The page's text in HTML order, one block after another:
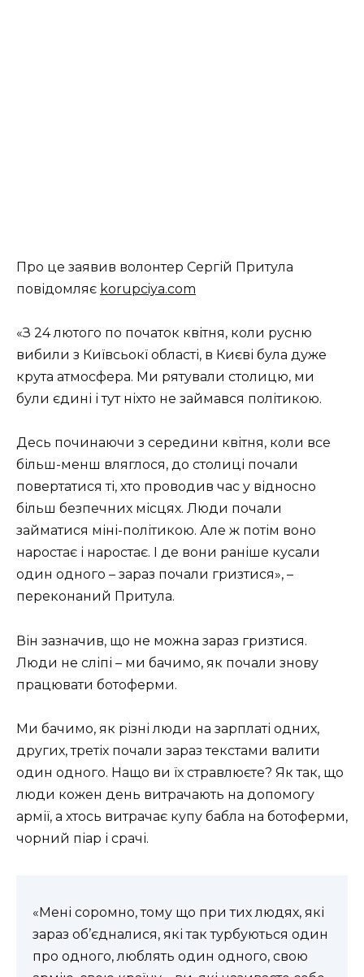
Про це заявив волонтер Сергій Притула
повідомляє korupciya.com
«З 24 лютого по початок квітня, коли русню
вибили з Київсьокї області, в Києві була дуже
крута атмосфера. Ми рятували столицю, ми
були єдині і тут ніхто не займався політикою.
Десь починаючи з середини квітня, коли все
більш-менш вляглося, до столиці почали
повертатися ті, хто проводив час у відносно
більш безпечних місцях. Люди почали
займатися міні-політикою. Але ж потім воно
наростає і наростає. І де вони раніше кусали
один одного – зараз почали гризтися», –
переконаний Притула.
Він зазначив, що не можна зараз гризтися.
Люди не сліпі – ми бачимо, як почали знову
працювати ботоферми.
Ми бачимо, як різні люди на зарплаті одних,
других, третіх почали зараз текстами валити
один одного. Нащо ви їх стравлюєте? Як так, що
люди кожен день витрачають на допомогу
армії, а хтось витрачає купу бабла на ботоферми,
чорний піар і срачі.
«Мені соромно, тому що при тих людях, які
зараз об’єдналися, які так турбуються один
про одного, люблять один одного, свою